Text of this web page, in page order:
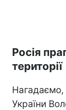
Росія
території
Нагадаємо,
України